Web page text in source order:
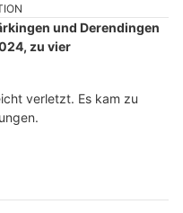
und Derendingen
zu vier
verletzt. Es kam zu